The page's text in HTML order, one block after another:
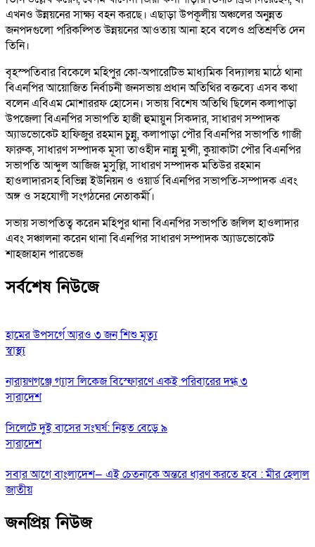
এখনও উন্নয়নের সাক্ষ্য বহন করছে। এছাড়া উপকূলীয় অঞ্চলের অনুন্নত
জনপদগুলো পরিকল্পিত উন্নয়নের আওতায় আনা হবে বলেও প্রতিশ্রুতি দেন
তিনি।
বৃহস্পতিবার বিকেলে মহিপুর কো-অপারেটিভ মাধ্যমিক বিদ্যালয় মাঠে থানা
বিএনপির আয়োজিত নির্বাচনী জনসভায় প্রধান অতিথির বক্তব্যে এসব কথা
বলেন এবিএম মোশাররফ হোসেন। সভায় বিশেষ অতিথি ছিলেন কলাপাড়া
উপজেলা বিএনপির সভাপতি হাজী হুমায়ুন সিকদার, সাধারণ সম্পাদক
অ্যাডভোকেট হাফিজুর রহমান চুন্নু, কলাপাড়া পৌর বিএনপির সভাপতি গাজী
ফারুক, সাধারণ সম্পাদক মূসা তাওহীদ নান্নু মুন্সী, কুয়াকাটা পৌর বিএনপির
সভাপতি আব্দুল আজিজ মুসুল্লি, সাধারণ সম্পাদক মতিউর রহমান
হাওলাদারসহ বিভিন্ন ইউনিয়ন ও ওয়ার্ড বিএনপির সভাপতি-সম্পাদক এবং
অঙ্গ ও সহযোগী সংগঠনের নেতাকর্মী।
সভায় সভাপতিত্ব করেন মহিপুর থানা বিএনপির সভাপতি জলিল হাওলাদার
এবং সঞ্চালনা করেন থানা বিএনপির সাধারণ সম্পাদক অ্যাডভোকেট
শাহজাহান পারভেজ
সর্বশেষ নিউজে
হামের উপসর্গে আরও ৩ জন শিশু মৃত্যু
স্বাস্থ্য
নারায়ণগঞ্জে গ্যাস লিকেজ বিস্ফোরণে একই পরিবারের দগ্ধ ৩
সারাদেশ
সিলেটে দুই বাসের সংঘর্ষ: নিহত বেড়ে ৯
সারাদেশ
সবার আগে বাংলাদেশ— এই চেতনাকে অন্তরে ধারণ করতে হবে : মীর হেলাল
জাতীয়
জনপ্রিয় নিউজ